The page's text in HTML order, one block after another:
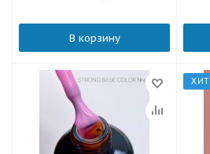
В корзину
ХИТ